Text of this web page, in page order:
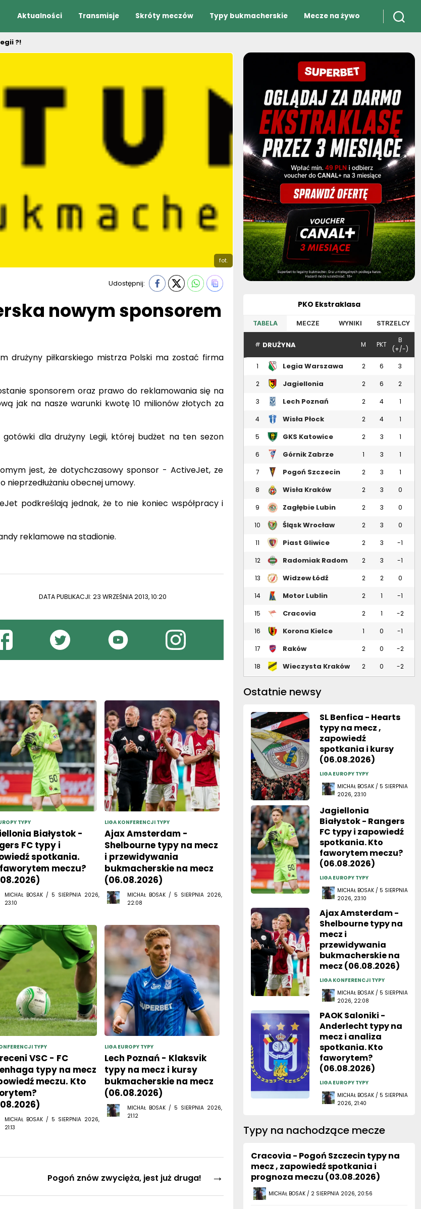
Aktualności Transmisje Skróty meczów Typy bukmacherskie Mecze na żywo
?!
fot.
Udostępnij:
nowym sponsorem
drużyny piłkarskiego mistrza Polski ma zostać firma
sponsorem oraz prawo do reklamowania się na
jak na nasze warunki kwotę 10 milionów złotych za
dla drużyny Legii, której budżet na ten sezon
jest, że dotychczasowy sponsor - ActiveJet, ze
nieprzedłużaniu obecnej umowy.
podkreślają jednak, że to nie koniec współpracy i
reklamowe na stadionie.
DATA PUBLIKACJI: 23 WRZEŚNIA 2013, 10:20
TYPY
Białystok -
FC typy i
spotkania.
meczu?
MICHAŁ BOSAK / 5 SIERPNIA 2026,
23:10
LIGA KONFERENCJI TYPY
Ajax Amsterdam -
Shelbourne typy na mecz
i przewidywania
bukmacherskie na mecz
(06.08.2026)
MICHAŁ BOSAK / 5 SIERPNIA 2026,
22:08
TYPY
VSC - FC
typy na mecz
meczu. Kto
MICHAŁ BOSAK / 5 SIERPNIA 2026,
21:13
LIGA EUROPY TYPY
Lech Poznań - Klaksvik
typy na mecz i kursy
bukmacherskie na mecz
(06.08.2026)
MICHAŁ BOSAK / 5 SIERPNIA 2026,
21:12
→
Pogoń znów zwycięża, jest już druga!
PKO Ekstraklasa
TABELA MECZE WYNIKI STRZELCY
# DRUŻYNA M PKT
B
(+/-)
1
Legia Warszawa 2 6 3
2
Jagiellonia
2 6 2
3 Lech Poznań 2 4 1
4 Wisła Płock 2 4 1
5 GKS Katowice 2 3 1
6 Górnik Zabrze 1 3 1
7 Pogoń Szczecin 2 3 1
8 Wisła Kraków 2 3 0
9 Zagłębie Lubin 2 3 0
10 Śląsk Wrocław 2 3 0
11 Piast Gliwice 2 3 -1
12 Radomiak Radom 2 3 -1
13 Widzew Łódź 2 2 0
14 Motor Lublin 2 1 -1
15 Cracovia 2 1 -2
16 Korona Kielce 1 0 -1
17
Raków
2 0 -2
18 Wieczysta Kraków 2 0 -2
Ostatnie newsy
SL Benfica - Hearts
typy na mecz ,
zapowiedź
spotkania i kursy
(06.08.2026)
LIGA EUROPY TYPY
MICHAŁ BOSAK / 5 SIERPNIA
2026, 23:10
Jagiellonia
Białystok - Rangers
FC typy i zapowiedź
spotkania. Kto
faworytem meczu?
(06.08.2026)
LIGA EUROPY TYPY
MICHAŁ BOSAK / 5 SIERPNIA
2026, 23:10
Ajax Amsterdam -
Shelbourne typy na
mecz i
przewidywania
bukmacherskie na
mecz (06.08.2026)
LIGA KONFERENCJI TYPY
MICHAŁ BOSAK / 5 SIERPNIA
2026, 22:08
PAOK Saloniki -
Anderlecht typy na
mecz i analiza
spotkania. Kto
faworytem?
(06.08.2026)
LIGA EUROPY TYPY
MICHAŁ BOSAK / 5 SIERPNIA
2026, 21:40
Typy na nachodzące mecze
Cracovia - Pogoń Szczecin typy na
mecz , zapowiedź spotkania i
prognoza meczu (03.08.2026)
MICHAŁ BOSAK / 2 SIERPNIA 2026, 20:56